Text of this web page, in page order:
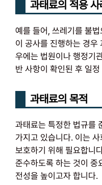
과태료의 적용 사
예를 들어, 쓰레기를 불
이 공사를 진행하는 경우
우에는 법원이나 행정기
반 사항이 확인된 후 일
과태료의 목적
과태료는 특정한 법규를
가지고 있습니다. 이는
보호하기 위해 필요합니
준수하도록 하는 것이 중
전성을 높이고자 합니다.